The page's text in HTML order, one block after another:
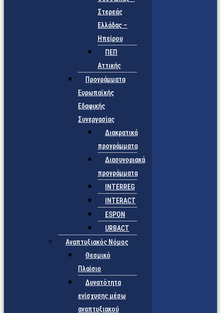
Στερεάς
Ελλάδας –
Ηπείρου
ΠΕΠ
Αττικής
Προγράμματα
Ευρωπαϊκής
Εδαφικής
Συνεργασίας
Διακρατικά
προγράμματα
Διασυνοριακά
προγράμματα
INTERREG
INTERACT
ESPON
URBACT
Αναπτυξιακός Νόμος
Θεσμικό
Πλαίσιο
Δυνατότητα
ενίσχυσης μέσω
αναπτυξιακού